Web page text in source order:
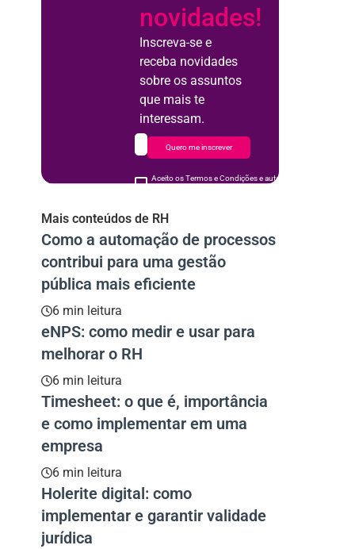
novidades!
Inscreva-se e
receba novidades
sobre os assuntos
que mais te
interessam.
Aceito os Termos e Condições e autorizo o uso de meus
Quero me inscrever
Mais conteúdos de RH
Como a automação de processos
contribui para uma gestão
pública mais eficiente
6 min leitura
eNPS: como medir e usar para
melhorar o RH
6 min leitura
Timesheet: o que é, importância
e como implementar em uma
empresa
6 min leitura
Holerite digital: como
implementar e garantir validade
jurídica